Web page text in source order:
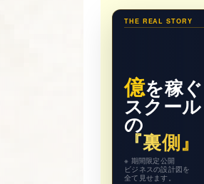
THE REAL STORY
億を稼ぐ
スクール
の
『裏側』
※ 期間限定公開
ビジネスの設計図を
全て見せます。